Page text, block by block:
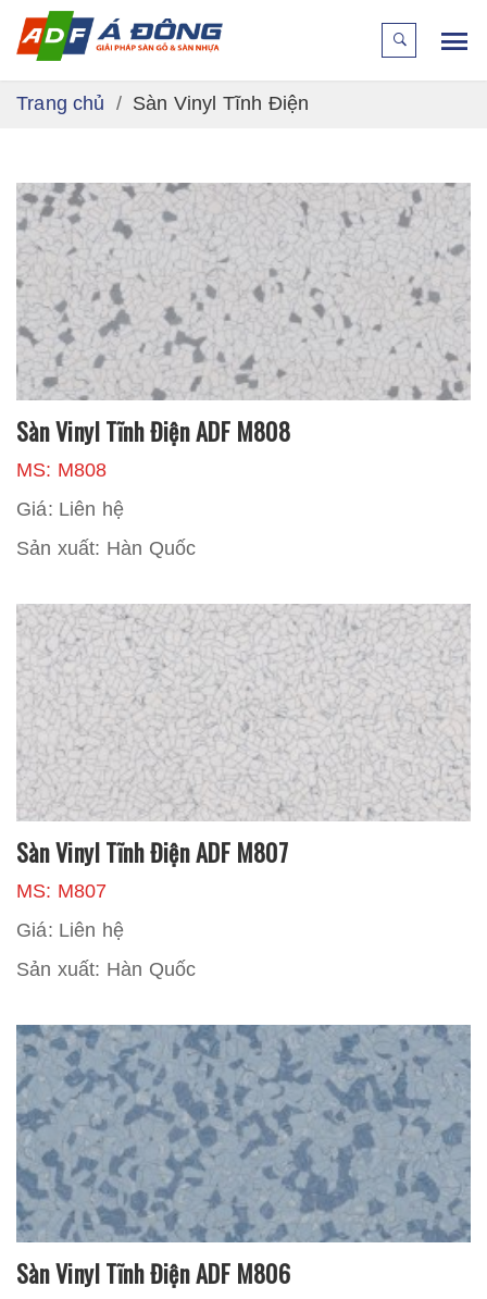
Trang chủ Sàn Vinyl Tĩnh Điện
Sàn Vinyl Tĩnh Điện ADF M808
MS: M808
Giá: Liên hệ
Sản xuất: Hàn Quốc
Sàn Vinyl Tĩnh Điện ADF M807
MS: M807
Giá: Liên hệ
Sản xuất: Hàn Quốc
Sàn Vinyl Tĩnh Điện ADF M806